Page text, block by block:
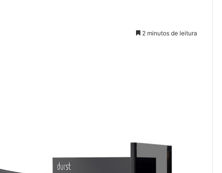
2 minutos de leitura